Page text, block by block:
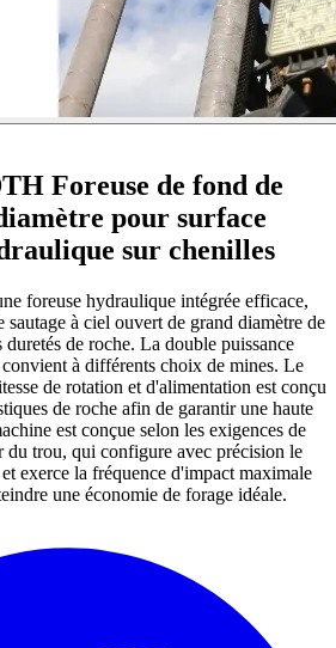
Foreuse de fond de
pour surface
sur chenilles
foreuse hydraulique intégrée efficace,
sautage à ciel ouvert de grand diamètre de
de roche. La double puissance
à différents choix de mines. Le
de rotation et d'alimentation est conçu
de roche afin de garantir une haute
est conçue selon les exigences de
du trou, qui configure avec précision le
exerce la fréquence d'impact maximale
une économie de forage idéale.